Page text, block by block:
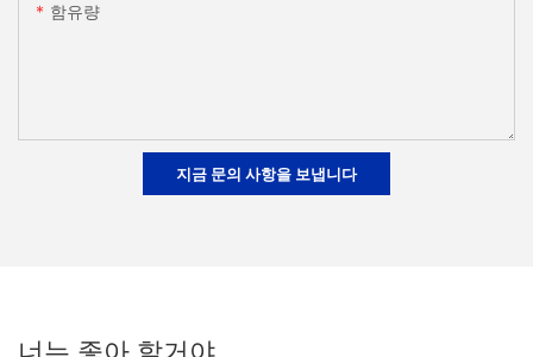
함유량
지금 문의 사항을 보냅니다
너는 좋아 할거야